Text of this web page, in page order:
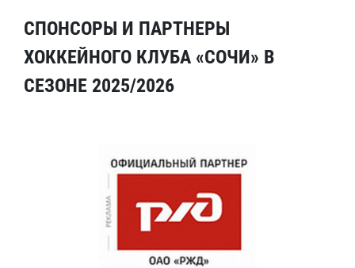
СПОНСОРЫ И ПАРТНЕРЫ
ХОККЕЙНОГО КЛУБА «СОЧИ» В
СЕЗОНЕ 2025/2026